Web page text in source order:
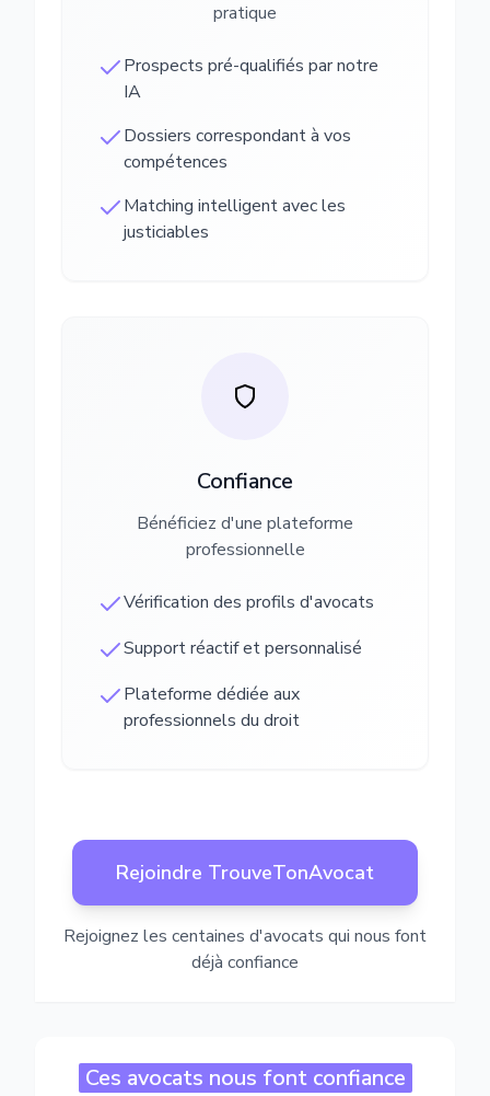
pratique
Prospects pré-qualifiés par notre
IA
Dossiers correspondant à vos
compétences
Matching intelligent avec les
justiciables
Confiance
Bénéficiez d'une plateforme
professionnelle
Vérification des profils d'avocats
Support réactif et personnalisé
Plateforme dédiée aux
professionnels du droit
Rejoindre TrouveTonAvocat
Rejoignez les centaines d'avocats qui nous font
déjà confiance
Ces avocats nous font confiance